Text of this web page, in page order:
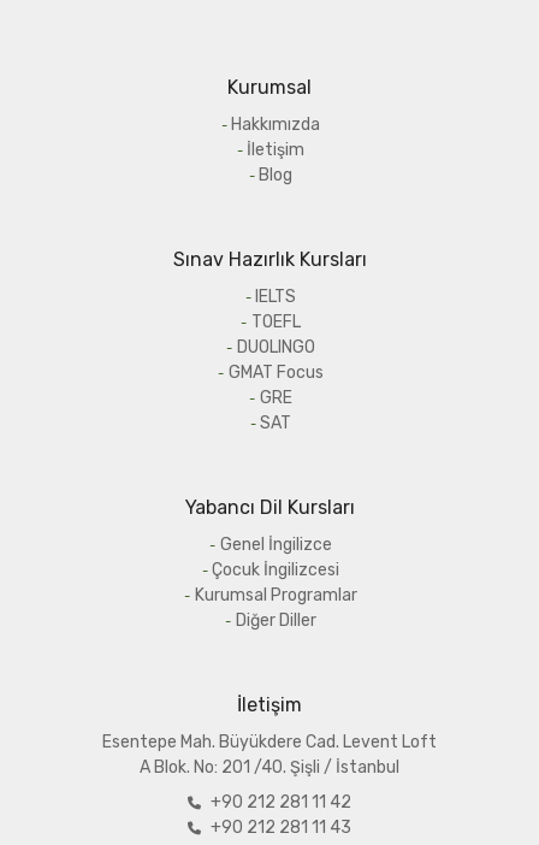
Kurumsal
Hakkımızda
İletişim
Blog
Sınav Hazırlık Kursları
IELTS
TOEFL
DUOLINGO
GMAT Focus
GRE
SAT
Yabancı Dil Kursları
Genel İngilizce
Çocuk İngilizcesi
Kurumsal Programlar
Diğer Diller
İletişim
Esentepe Mah. Büyükdere Cad. Levent Loft
A Blok. No: 201 /40. Şişli / İstanbul
+90 212 281 11 42
+90 212 281 11 43